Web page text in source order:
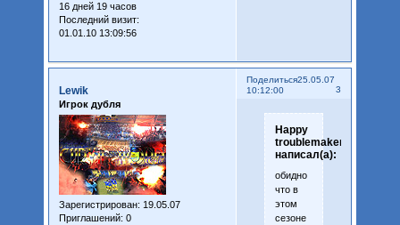
16 дней 19 часов
Последний визит:
01.01.10 13:09:56
Поделиться
3
25.05.07
10:12:00
Lewik
Игрок дубля
Зарегистрирован: 19.05.07
Приглашений: 0
Happy
troublemaker
написал(а):
обидно
что в
этом
сезоне